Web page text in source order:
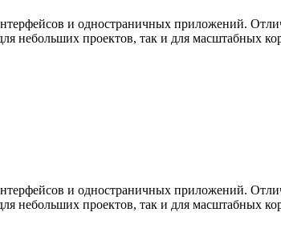
и одностраничных приложений.
небольших проектов, так и для масштабных
и одностраничных приложений.
небольших проектов, так и для масштабных